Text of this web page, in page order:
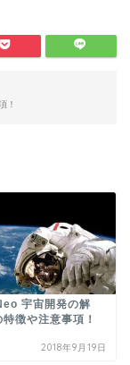
！
宇宙開発の解
徴や注意事項！
2018年9月19日